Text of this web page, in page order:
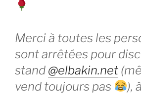
Merci à toutes les
sont arrêtées pour
stand @elbakin.net
vend toujours pas
), à